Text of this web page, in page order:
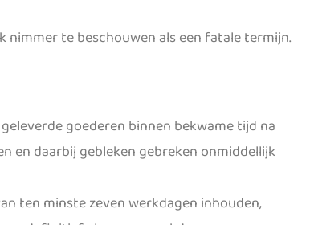
nimmer te beschouwen als een fatale termijn.
goederen binnen bekwame tijd na
en daarbij gebleken gebreken onmiddellijk
ten minste zeven werkdagen inhouden,